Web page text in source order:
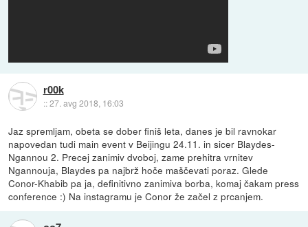
r00k
::27. avg 2018, 16:03
Jaz spremljam, obeta se dober finiš leta, danes je bil ravnokar
napovedan tudi main event v Beijingu 24.11. in sicer Blaydes-
Ngannou 2. Precej zanimiv dvoboj, zame prehitra vrnitev
Ngannouja, Blaydes pa najbrž hoče maščevati poraz. Glede
Conor-Khabib pa ja, definitivno zanimiva borba, komaj čakam press
conference :) Na instagramu je Conor že začel z prcanjem.